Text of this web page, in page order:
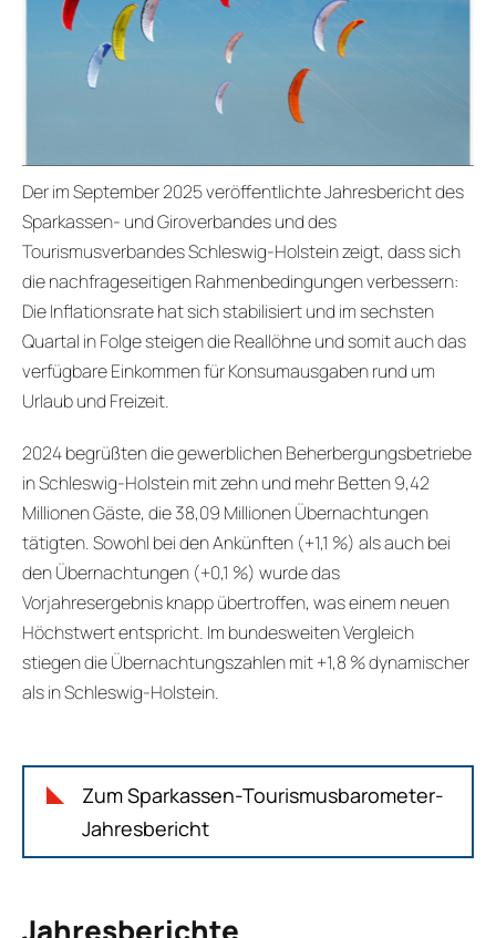
Der im September 2025 veröffentlichte Jahresbericht des
Sparkassen- und Giroverbandes und des
Tourismusverbandes Schleswig-Holstein zeigt, dass sich
die nachfrageseitigen Rahmenbedingungen verbessern:
Die Inflationsrate hat sich stabilisiert und im sechsten
Quartal in Folge steigen die Reallöhne und somit auch das
verfügbare Einkommen für Konsumausgaben rund um
Urlaub und Freizeit.
2024 begrüßten die gewerblichen Beherbergungsbetriebe
in Schleswig-Holstein mit zehn und mehr Betten 9,42
Millionen Gäste, die 38,09 Millionen Übernachtungen
tätigten. Sowohl bei den Ankünften (+1,1 %) als auch bei
den Übernachtungen (+0,1 %) wurde das
Vorjahresergebnis knapp übertroffen, was einem neuen
Höchstwert entspricht. Im bundesweiten Vergleich
stiegen die Übernachtungszahlen mit +1,8 % dynamischer
als in Schleswig-Holstein.
Zum Sparkassen-Tourismusbarometer-
Jahresbericht
Jahresberichte